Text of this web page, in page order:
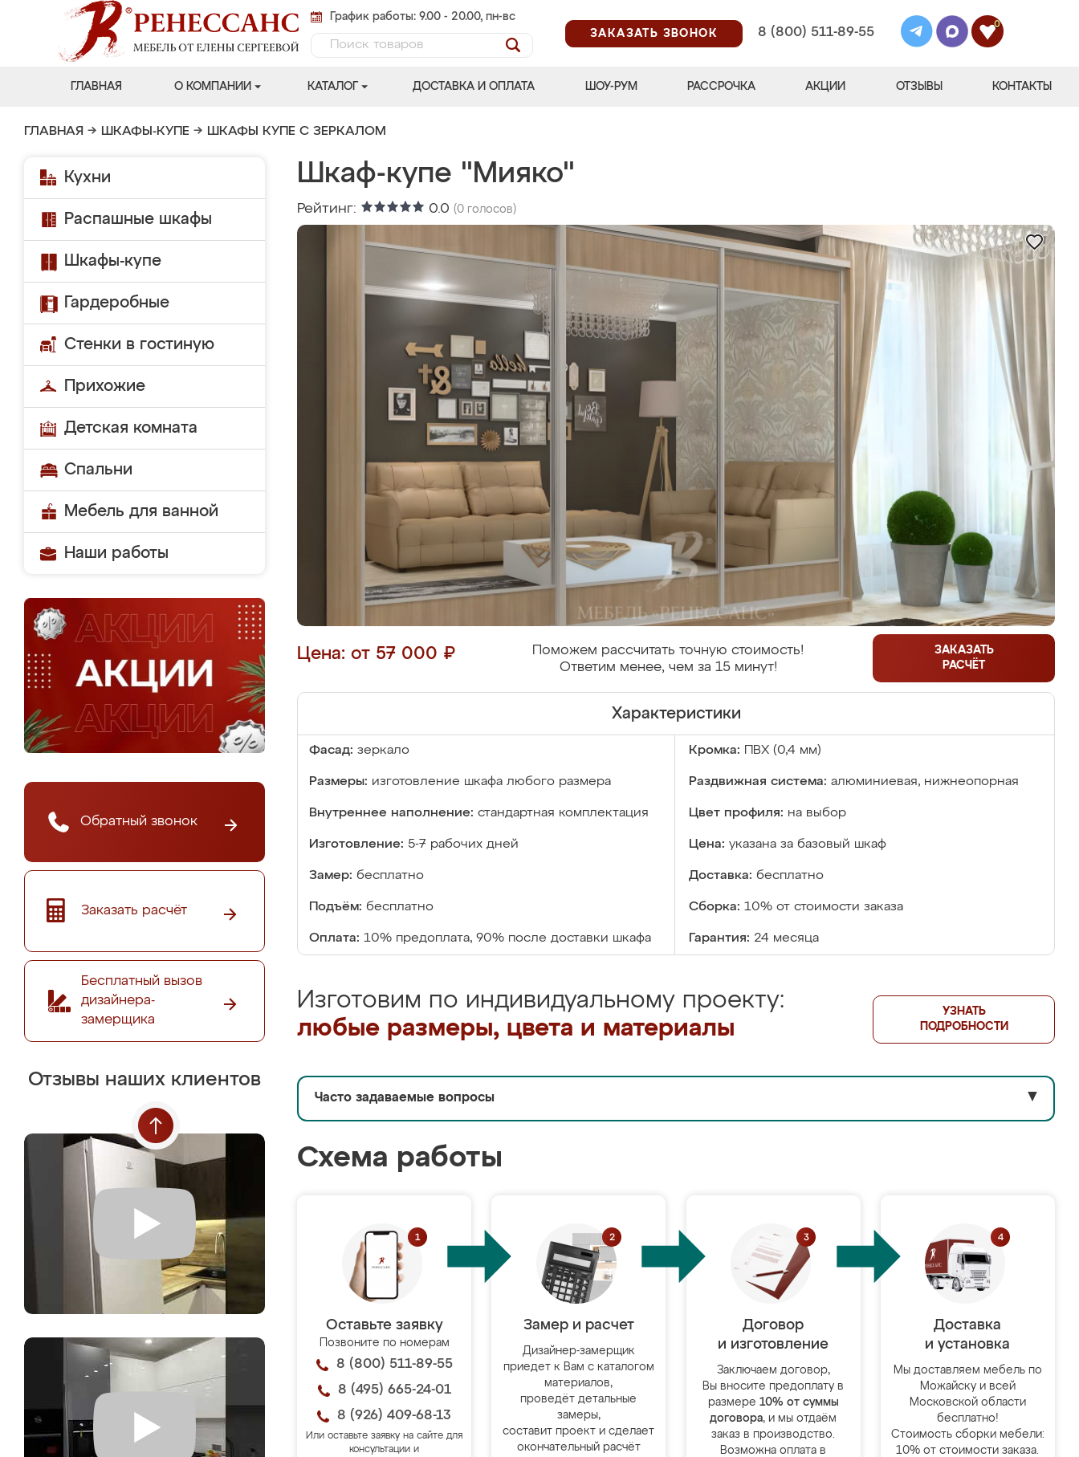
График работы: 9.00 - 20.00, пн-вс
ЗАКАЗАТЬ ЗВОНОК
8 (800) 511-89-55
0
ГЛАВНАЯ О КОМПАНИИ КАТАЛОГ ДОСТАВКА И ОПЛАТА ШОУ-РУМ РАССРОЧКА АКЦИИ ОТЗЫВЫ КОНТАКТЫ
ГЛАВНАЯ → ШКАФЫ-КУПЕ → ШКАФЫ КУПЕ С ЗЕРКАЛОМ
Кухни
Распашные шкафы
Шкафы-купе
Гардеробные
Стенки в гостиную
Прихожие
Детская комната
Спальни
Мебель для ванной
Наши работы
Обратный звонок
Заказать расчёт
Бесплатный вызов
дизайнера-
замерщика
Отзывы наших клиентов
Шкаф-купе "Мияко"
Рейтинг: 0.0 (0 голосов)
Цена: от 57 000 ₽
Поможем рассчитать точную стоимость!
Ответим менее, чем за 15 минут!
ЗАКАЗАТЬ
РАСЧЁТ
Характеристики
Фасад: зеркало Кромка: ПВХ (0,4 мм)
Размеры: изготовление шкафа любого размера Раздвижная система: алюминиевая, нижнеопорная
Внутреннее наполнение: стандартная комплектация Цвет профиля: на выбор
Изготовление: 5-7 рабочих дней Цена: указана за базовый шкаф
Замер: бесплатно Доставка: бесплатно
Подъём: бесплатно Сборка: 10% от стоимости заказа
Оплата: 10% предоплата, 90% после доставки шкафа Гарантия: 24 месяца
Изготовим по индивидуальному проекту:
любые размеры, цвета и материалы
УЗНАТЬ
ПОДРОБНОСТИ
Часто задаваемые вопросы ▼
Схема работы
Оставьте заявку
Позвоните по номерам
8 (800) 511-89-55
8 (495) 665-24-01
8 (926) 409-68-13
Или оставьте заявку на сайте для
консультации и
Замер и расчет
Дизайнер-замерщик
приедет к Вам с каталогом
материалов,
проведёт детальные
замеры,
составит проект и сделает
окончательный расчёт
Договор
и изготовление
Заключаем договор,
Вы вносите предоплату в
размере 10% от суммы
договора, и мы отдаём
заказ в производство.
Возможна оплата в
Доставка
и установка
Мы доставляем мебель по
Можайску и всей
Московской области
бесплатно!
Стоимость сборки мебели:
10% от стоимости заказа.